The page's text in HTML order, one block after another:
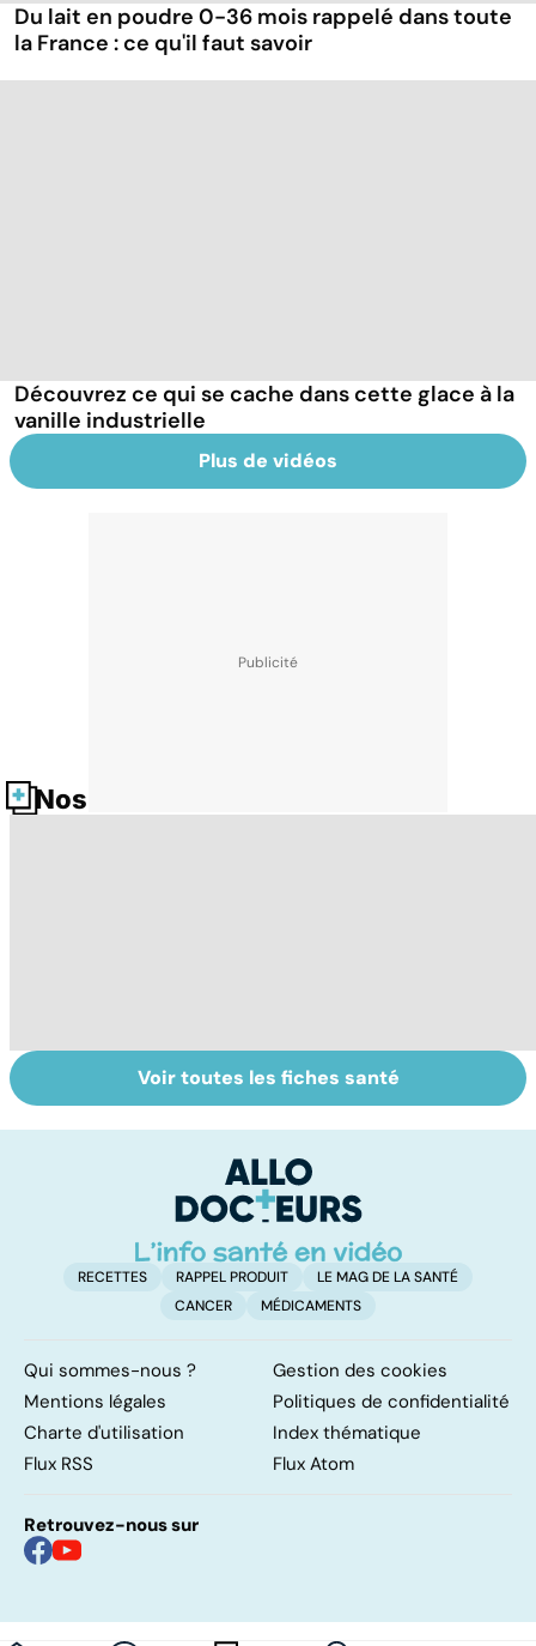
Du lait en poudre 0-36 mois rappelé dans toute
la France : ce qu'il faut savoir
Découvrez ce qui se cache dans cette glace à la
vanille industrielle
Plus de vidéos
Nos fiches santé
Le TDAH, un
trouble de
hyperactivité
Accident
vasculaire
également
touché
Voir toutes les fiches santé
RECETTES RAPPEL PRODUIT
LE MAG DE LA SANTÉ
CANCER
MÉDICAMENTS
Qui sommes-nous ?
Gestion des cookies
Mentions légales
Politiques de confidentialité
Charte d'utilisation
Index thématique
Flux RSS
Flux Atom
Retrouvez-nous sur